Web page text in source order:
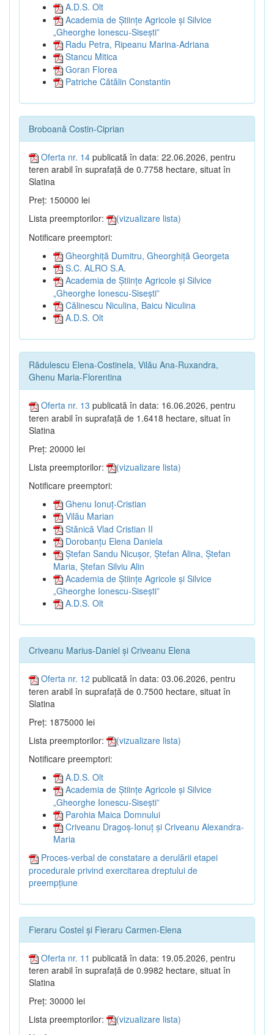
A.D.S. Olt
Academia de Științe Agricole și Silvice
„Gheorghe Ionescu-Sisești”
Radu Petra, Ripeanu Marina-Adriana
Stancu Mitica
Goran Florea
Patriche Cătălin Constantin
Broboană Costin-Ciprian
Oferta nr. 14 publicată în data: 22.06.2026, pentru
teren arabil în suprafață de 0.7758 hectare, situat în
Slatina
Preț: 150000 lei
Lista preemptorilor:
(vizualizare lista)
Notificare preemptori:
Gheorghiță Dumitru, Gheorghiță Georgeta
S.C. ALRO S.A.
Academia de Științe Agricole și Silvice
„Gheorghe Ionescu-Sisești”
Călinescu Niculina, Baicu Niculina
A.D.S. Olt
Rădulescu Elena-Costinela, Vilău Ana-Ruxandra,
Ghenu Maria-Florentina
Oferta nr. 13 publicată în data: 16.06.2026, pentru
teren arabil în suprafață de 1.6418 hectare, situat în
Slatina
Preț: 20000 lei
Lista preemptorilor:
(vizualizare lista)
Notificare preemptori:
Ghenu Ionuț-Cristian
Vilău Marian
Stănică Vlad Cristian II
Dorobanțu Elena Daniela
Ștefan Sandu Nicușor, Ștefan Alina, Ștefan
Maria, Ștefan Silviu Alin
Academia de Științe Agricole și Silvice
„Gheorghe Ionescu-Sisești”
A.D.S. Olt
Criveanu Marius-Daniel și Criveanu Elena
Oferta nr. 12 publicată în data: 03.06.2026, pentru
teren arabil în suprafață de 0.7500 hectare, situat în
Slatina
Preț: 1875000 lei
Lista preemptorilor:
(vizualizare lista)
Notificare preemptori:
A.D.S. Olt
Academia de Științe Agricole și Silvice
„Gheorghe Ionescu-Sisești”
Parohia Maica Domnului
Criveanu Dragoș-Ionuț și Criveanu Alexandra-
Maria
Proces-verbal de constatare a derulării etapei
procedurale privind exercitarea dreptului de
preempțiune
Fieraru Costel și Fieraru Carmen-Elena
Oferta nr. 11 publicată în data: 19.05.2026, pentru
teren arabil în suprafață de 0.9982 hectare, situat în
Slatina
Preț: 30000 lei
Lista preemptorilor:
(vizualizare lista)